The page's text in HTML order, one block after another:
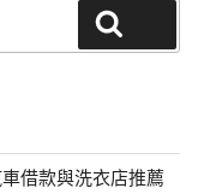
借款與洗衣店推薦